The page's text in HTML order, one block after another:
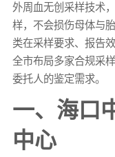
外周血无创采样技术
样，不会损伤母体与
类在采样要求、报告
全市布局多家合规采
委托人的鉴定需求。
一、海口
中心